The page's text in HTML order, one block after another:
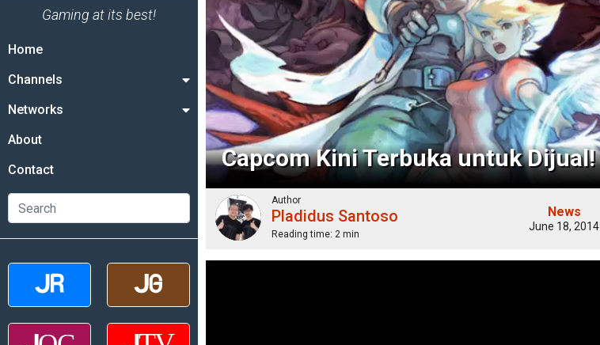
Gaming at its best!
Home
Channels
Networks
About
Contact
Capcom Kini Terbuka untuk Dijual!
Author
Pladidus Santoso
Reading time: 2 min
News
June 18, 2014